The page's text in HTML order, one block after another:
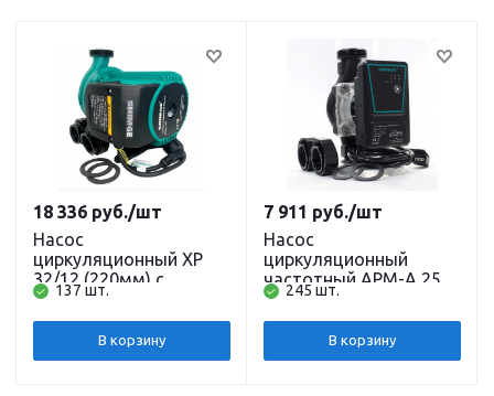
Насос
циркуляционный XP
32/12 (220мм) с
гайками SHIMGE
137 шт.
18 336 руб./шт
В корзину
Насос
циркуляционный
частотный APM-A 25-
6-180 (1х220В; 45Вт), с
гайками, L180 SHIMGE
245 шт.
7 911 руб./шт
В корзину